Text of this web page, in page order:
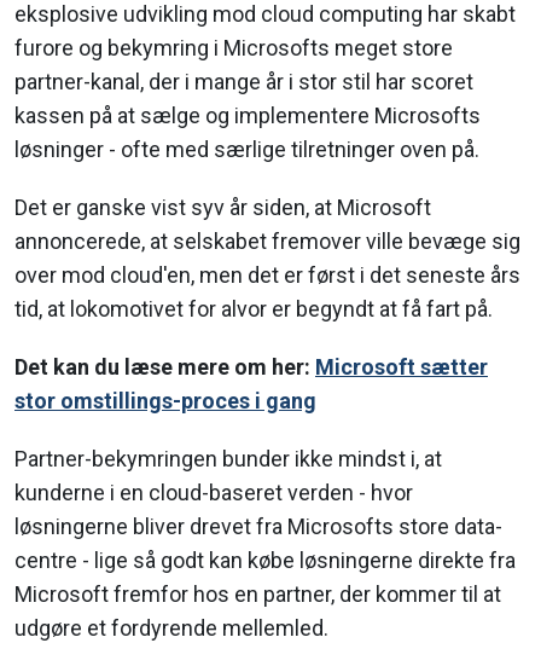
eksplosive udvikling mod cloud computing har skabt
furore og bekymring i Microsofts meget store
partner-kanal, der i mange år i stor stil har scoret
kassen på at sælge og implementere Microsofts
løsninger - ofte med særlige tilretninger oven på.
Det er ganske vist syv år siden, at Microsoft
annoncerede, at selskabet fremover ville bevæge sig
over mod cloud'en, men det er først i det seneste års
tid, at lokomotivet for alvor er begyndt at få fart på.
Det kan du læse mere om her: Microsoft sætter
stor omstillings-proces i gang
Partner-bekymringen bunder ikke mindst i, at
kunderne i en cloud-baseret verden - hvor
løsningerne bliver drevet fra Microsofts store data-
centre - lige så godt kan købe løsningerne direkte fra
Microsoft fremfor hos en partner, der kommer til at
udgøre et fordyrende mellemled.